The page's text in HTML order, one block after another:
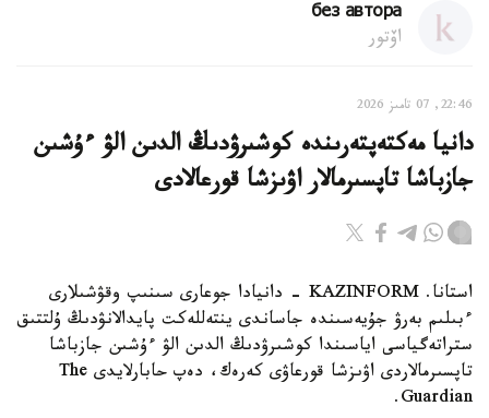
без автора
اۆتور
22:46, 07 تامىز 2026
دانيا مەكتەپتەرىندە كوشىرۋدىڭ الدىن الۋ ءۇشىن
جازباشا تاپسىرمالار اۋىزشا قورعالادى
استانا. KAZINFORM - دانيادا جوعارى سىنىپ وقۋشىلارى
ءبىلىم بەرۋ جۇيەسىندە جاساندى ينتەللەكت پايدالانۋدىڭ ۇلتتىق
ستراتەگياسى اياسىندا كوشىرۋدىڭ الدىن الۋ ءۇشىن جازباشا
تاپسىرمالاردى اۋىزشا قورعاۋى كەرەك، دەپ حابارلايدى The
Guardian.